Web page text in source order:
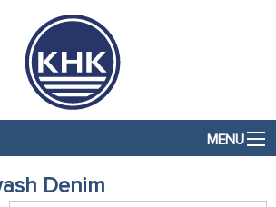
MENU
Denim